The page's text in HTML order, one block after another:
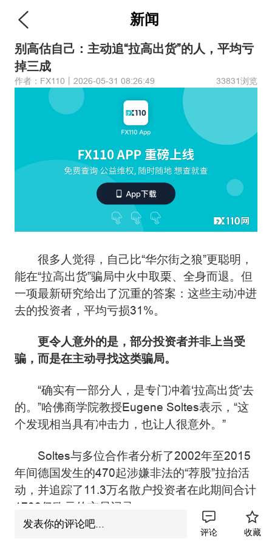
新闻
别高估自己：主动追“拉高出货”的人，平均亏
掉三成
作者：FX110丨2026-05-31 08:26:49 33831浏览
很多人觉得，自己比“华尔街之狼”更聪明，
能在“拉高出货”骗局中火中取栗、全身而退。但
一项最新研究给出了沉重的答案：这些主动冲进
去的投资者，平均亏损31%。
更令人意外的是，部分投资者并非上当受
骗，而是在主动寻找这类骗局。
“确实有一部分人，是专门冲着‘拉高出货’去
的。”哈佛商学院教授Eugene Soltes表示，“这
个发现相当具有冲击力，也让人很意外。”
Soltes与多位合作者分析了2002年至2015
年间德国发生的470起涉嫌非法的“荐股”拉抬活
动，并追踪了11.3万名散户投资者在此期间合计
1780亿欧元的交易记录。
结果显示，约7.6%的投资者至少参与过一
次“拉高出货”，其中15%的人更是参与了四次以
发表你的评论吧...
评论 收藏